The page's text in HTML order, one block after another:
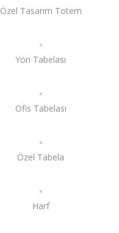
Özel Tasarım Totem
Yön Tabelası
Ofis Tabelası
Özel Tabela
Harf